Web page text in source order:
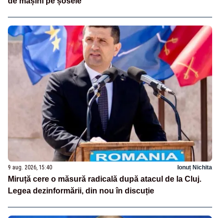
9 aug. 2026, 15:40 Ionuț Nichita
Miruță cere o măsură radicală după atacul de la Cluj.
Legea dezinformării, din nou în discuție